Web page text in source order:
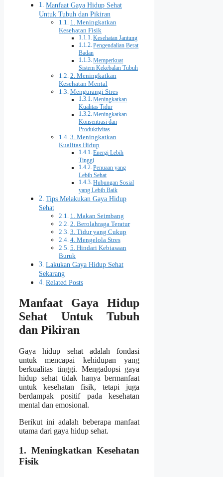
Manfaat Gaya Hidup Sehat
Untuk Tubuh dan Pikiran
1. Meningkatkan
Kesehatan Fisik
Kesehatan Jantung
Pengendalian Berat
Badan
Memperkuat
Sistem Kekebalan Tubuh
2. Meningkatkan
Kesehatan Mental
Mengurangi Stres
Meningkatkan
Kualitas Tidur
Meningkatkan
Konsentrasi dan
Produktivitas
3. Meningkatkan
Kualitas Hidup
Energi Lebih
Tinggi
Penuaan yang
Lebih Sehat
Hubungan Sosial
yang Lebih Baik
Tips Melakukan Gaya Hidup
Sehat
1. Makan Seimbang
2. Berolahraga Teratur
3. Tidur yang Cukup
4. Mengelola Stres
5. Hindari Kebiasaan
Buruk
Lakukan Gaya Hidup Sehat
Sekarang
Related Posts
Manfaat Gaya Hidup
Sehat Untuk Tubuh
dan Pikiran
Gaya hidup sehat adalah fondasi
untuk mencapai kehidupan yang
berkualitas tinggi. Mengadopsi gaya
hidup sehat tidak hanya bermanfaat
untuk kesehatan fisik, tetapi juga
berdampak positif pada kesehatan
mental dan emosional.
Berikut ini adalah beberapa manfaat
utama dari gaya hidup sehat.
1. Meningkatkan Kesehatan
Fisik